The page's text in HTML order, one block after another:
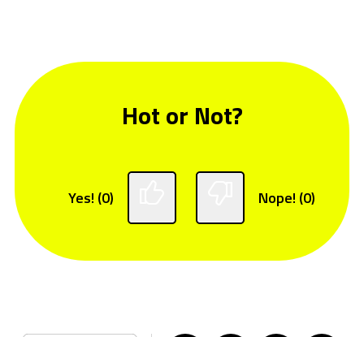
Hot or Not?
Yes! (0) Nope! (0)